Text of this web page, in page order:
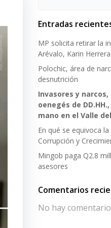
Entradas
MP solicita retirar la
Arévalo, Karin
Polochic, área de
desnutrición
Invasores y
oenegés de
mano en el Valle
En qué se equivoca la
Corrupción y
Mingob paga Q2.8
asesores
Comentarios
No hay